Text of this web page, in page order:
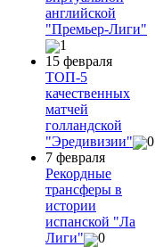
английской
"Премьер-Лиги"
1
15 февраля
ТОП-5
качественных
матчей
голландской
"Эредивизии"
0
7 февраля
Рекордные
трансферы в
истории
испанской "Ла
Лиги"
0